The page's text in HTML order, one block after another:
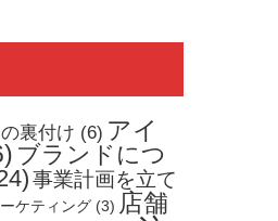
裏付け (6) アイ
ブランドにつ
事業計画を立て
ケティング (3) 店舗